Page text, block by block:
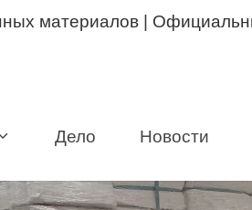
Дело Новости